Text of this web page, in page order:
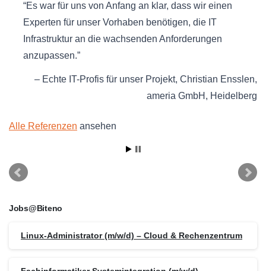
Es war für uns von Anfang an klar, dass wir einen
Experten für unser Vorhaben benötigen, die IT
Infrastruktur an die wachsenden Anforderungen
anzupassen.
Echte IT-Profis für unser Projekt Christian Ensslen
ameria GmbH
Heidelberg
Alle Referenzen ansehen
Jobs@Biteno
Linux-Administrator (m/w/d) – Cloud & Rechenzentrum